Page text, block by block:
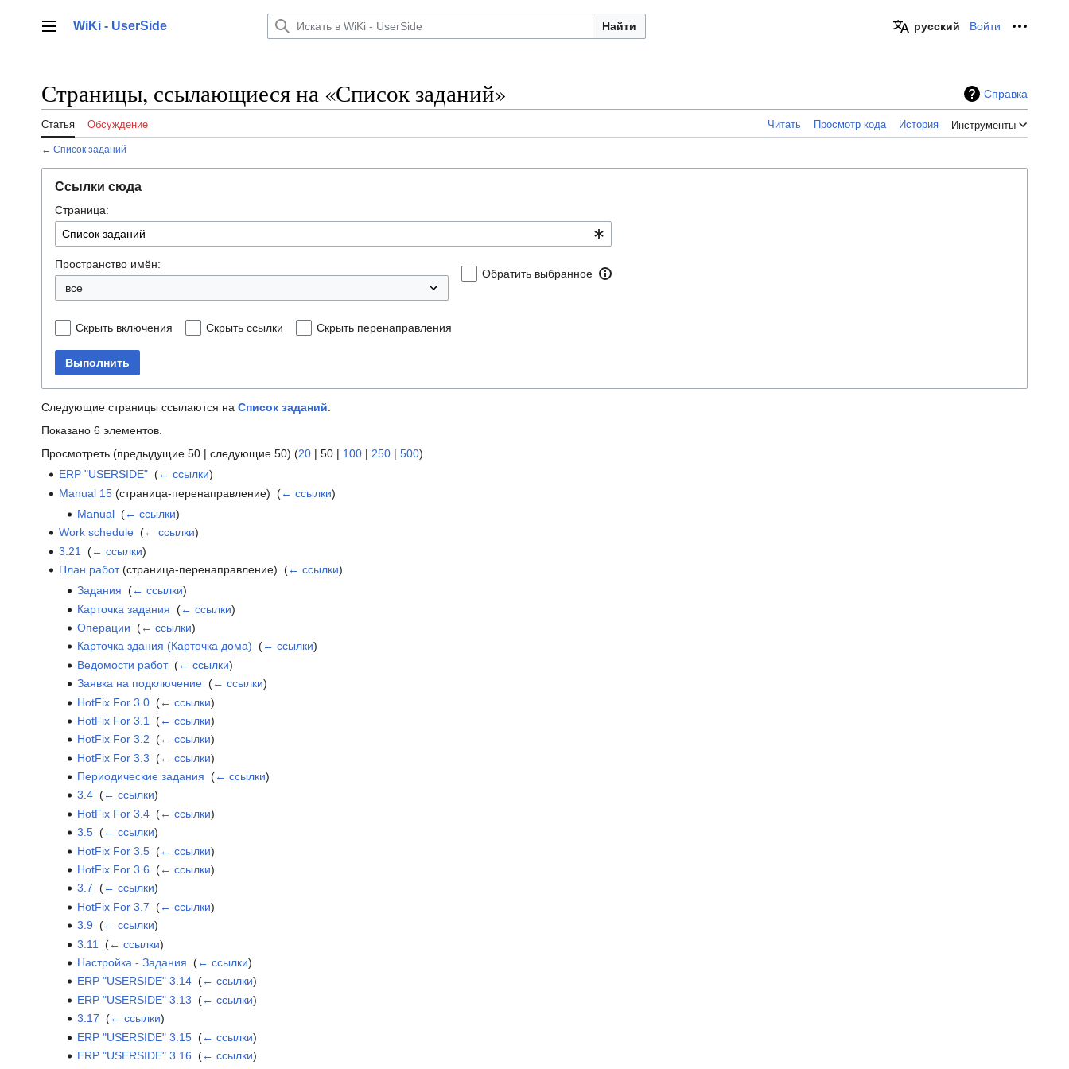
содержаниюГлавное меню
WiKi - UserSide Найти русский Войти
Страницы, ссылающиеся на «Список заданий» Справка
Статья Обсуждение Читать Просмотр кода История Инструменты
← Список заданий
Ссылки сюда
Страница:
Пространство имён:
Обратить выбранное
Скрыть включения Скрыть ссылки Скрыть перенаправления
Выполнить
Следующие страницы ссылаются на Список заданий:
Показано 6 элементов.
Просмотреть (предыдущие 50 | следующие 50) (20 | 50 | 100 | 250 | 500)
ERP "USERSIDE" ‎(← ссылки)
Manual 15 (страница-перенаправление) ‎(← ссылки)
Manual‎ (← ссылки)
Work schedule ‎(← ссылки)
3.21
‎(← ссылки)
План работ(страница-перенаправление) ‎(← ссылки)
Задания (← ссылки)
Карточка задания (← ссылки)
Операции (← ссылки)
Карточка здания (Карточка дома) (← ссылки)
Ведомости работ‎ (← ссылки)
Заявка на подключение‎ (← ссылки)
HotFix For 3.0‎ (← ссылки)
HotFix For 3.1
(← ссылки)
HotFix For 3.2 (← ссылки)
HotFix For 3.3 (← ссылки)
Периодические задания (← ссылки)
3.4‎ (← ссылки)
HotFix For 3.4‎ (← ссылки)
3.5‎ (← ссылки)
HotFix For 3.5‎ (← ссылки)
HotFix For 3.6 (← ссылки)
3.7 (← ссылки)
HotFix For 3.7 (← ссылки)
3.9 (← ссылки)
3.11
(← ссылки)
Настройка - Задания (← ссылки)
ERP "USERSIDE" 3.14‎ (← ссылки)
ERP "USERSIDE" 3.13 (← ссылки)
3.17 (← ссылки)
ERP "USERSIDE" 3.15‎ (← ссылки)
ERP "USERSIDE" 3.16 (← ссылки)